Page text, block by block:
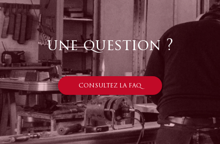
une question ?
CONSULTEZ LA FAQ